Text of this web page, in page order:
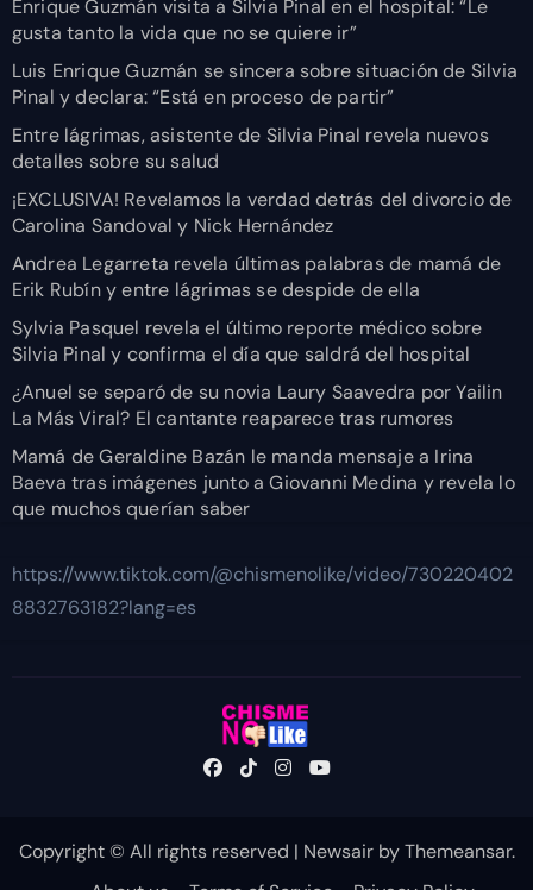
Enrique Guzmán visita a Silvia Pinal en el hospital: “Le
gusta tanto la vida que no se quiere ir”
Luis Enrique Guzmán se sincera sobre situación de Silvia
Pinal y declara: “Está en proceso de partir”
Entre lágrimas, asistente de Silvia Pinal revela nuevos
detalles sobre su salud
¡EXCLUSIVA! Revelamos la verdad detrás del divorcio de
Carolina Sandoval y Nick Hernández
Andrea Legarreta revela últimas palabras de mamá de
Erik Rubín y entre lágrimas se despide de ella
Sylvia Pasquel revela el último reporte médico sobre
Silvia Pinal y confirma el día que saldrá del hospital
¿Anuel se separó de su novia Laury Saavedra por Yailin
La Más Viral? El cantante reaparece tras rumores
Mamá de Geraldine Bazán le manda mensaje a Irina
Baeva tras imágenes junto a Giovanni Medina y revela lo
que muchos querían saber
https://www.tiktok.com/@chismenolike/video/730220402
8832763182?lang=es
Copyright © All rights reserved | NewsairbyThemeansar.